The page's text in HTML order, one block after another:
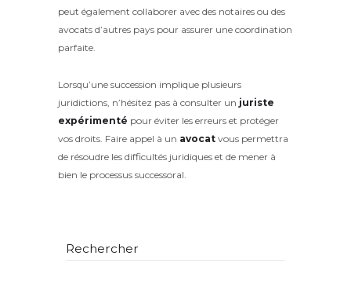
peut également collaborer avec des notaires ou des
avocats d’autres pays pour assurer une coordination
parfaite.
Lorsqu’une succession implique plusieurs
juridictions, n’hésitez pas à consulter un juriste
expérimenté pour éviter les erreurs et protéger
vos droits. Faire appel à un avocat vous permettra
de résoudre les difficultés juridiques et de mener à
bien le processus successoral.
Rechercher